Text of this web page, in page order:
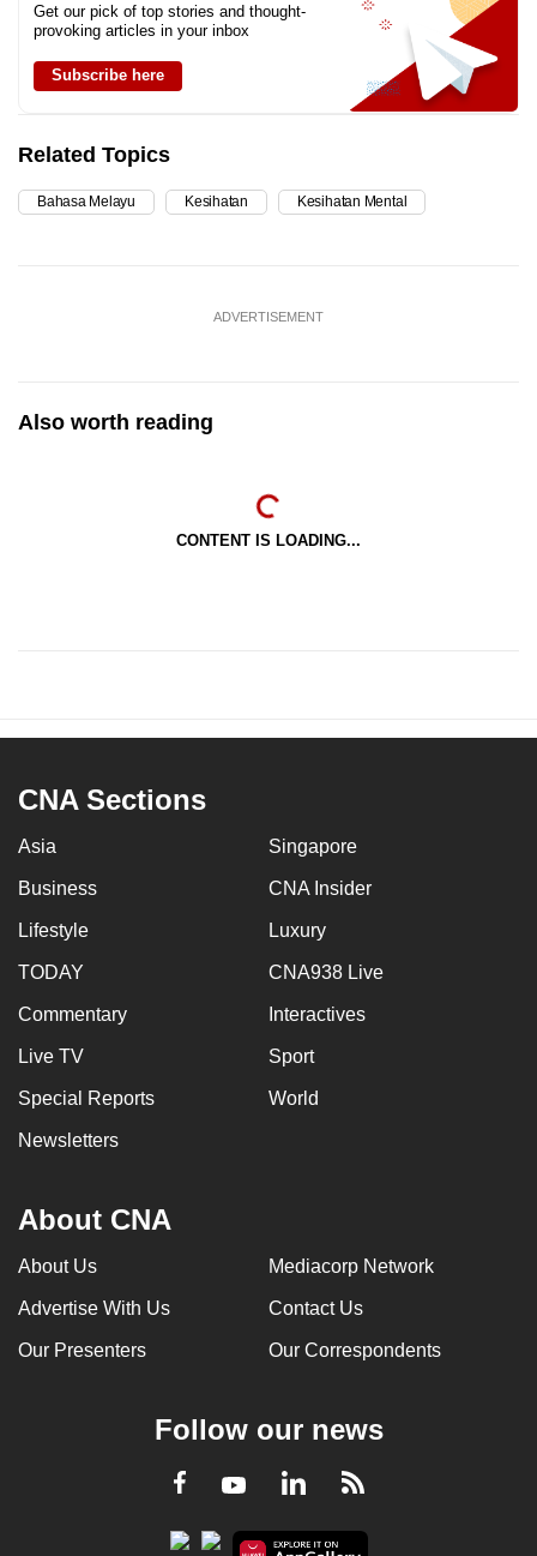
Get our pick of top stories and thought-
provoking articles in your inbox
Subscribe here
Related Topics
Bahasa Melayu Kesihatan Kesihatan Mental
ADVERTISEMENT
Also worth reading
CONTENT IS LOADING...
CNA Sections
Asia Singapore
Business CNA Insider
Lifestyle Luxury
TODAY CNA938 Live
Commentary Interactives
Live TV Sport
Special Reports World
Newsletters
About CNA
About Us Mediacorp Network
Advertise With Us Contact Us
Our Presenters Our Correspondents
Follow our news
Facebook
YoutubeLinkedInRSS